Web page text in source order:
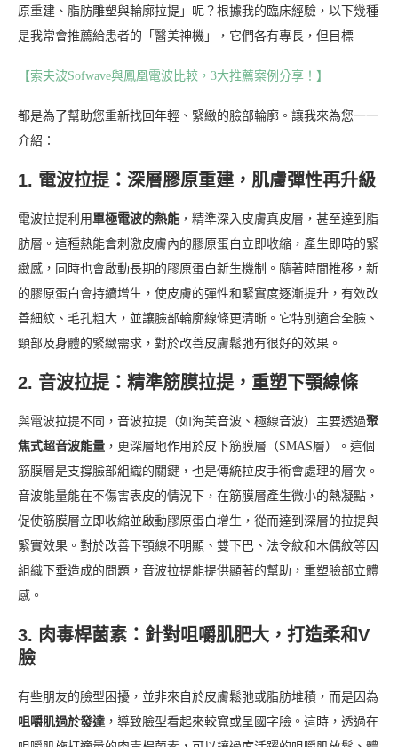
原重建、脂肪雕塑與輪廓拉提」呢？根據我的臨床經驗，以下幾種
是我常會推薦給患者的「醫美神機」，它們各有專長，但目標
【索夫波Sofwave與鳳凰電波比較，3大推薦案例分享！】
都是為了幫助您重新找回年輕、緊緻的臉部輪廓。讓我來為您一一
介紹：
1. 電波拉提：深層膠原重建，肌膚彈性再升級
電波拉提利用單極電波的熱能 ，精準深入皮膚真皮層，甚至達到脂
肪層。這種熱能會刺激皮膚內的膠原蛋白立即收縮，產生即時的緊
緻感，同時也會啟動長期的膠原蛋白新生機制。隨著時間推移，新
的膠原蛋白會持續增生，使皮膚的彈性和緊實度逐漸提升，有效改
善細紋、毛孔粗大，並讓臉部輪廓線條更清晰。它特別適合全臉、
頸部及身體的緊緻需求，對於改善皮膚鬆弛有很好的效果。
2. 音波拉提：精準筋膜拉提，重塑下顎線條
與電波拉提不同，音波拉提（如海芙音波、極線音波）主要透過聚
焦式超音波能量 ，更深層地作用於皮下筋膜層（SMAS層）。這個
筋膜層是支撐臉部組織的關鍵，也是傳統拉皮手術會處理的層次。
音波能量能在不傷害表皮的情況下，在筋膜層產生微小的熱凝點，
促使筋膜層立即收縮並啟動膠原蛋白增生，從而達到深層的拉提與
緊實效果。對於改善下顎線不明顯、雙下巴、法令紋和木偶紋等因
組織下垂造成的問題，音波拉提能提供顯著的幫助，重塑臉部立體
感。
3. 肉毒桿菌素：針對咀嚼肌肥大，打造柔和V
臉
有些朋友的臉型困擾，並非來自於皮膚鬆弛或脂肪堆積，而是因為
咀嚼肌過於發達 ，導致臉型看起來較寬或呈國字臉。這時，透過在